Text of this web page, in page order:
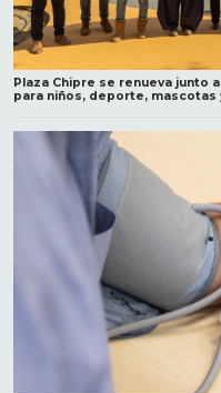
Plaza Chipre se renueva junto
para niños, deporte, mascotas